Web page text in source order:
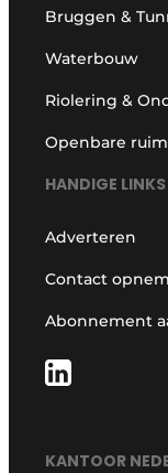
Bruggen &
Waterbouw
Riolering &
Openbare
HANDIGE LINKS
Adverteren
Contact
Abonnement
KANTOOR